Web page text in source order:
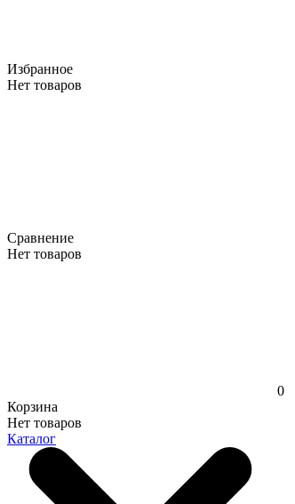
Избранное
Нет товаров
Сравнение
Нет товаров
0
Корзина
Нет товаров
Каталог